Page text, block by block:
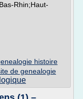
Rhin;Haut-
histoire
de genealogie